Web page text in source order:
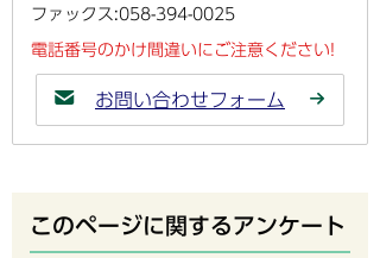
ファックス:058-394-0025
電話番号のかけ間違いにご注意ください!
お問い合わせフォーム
このページに関するアンケート